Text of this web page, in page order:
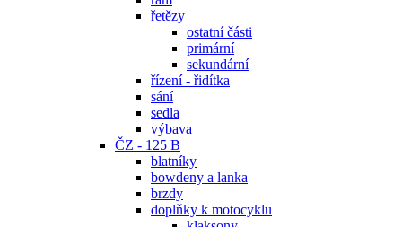
řetězy
ostatní části
primární
sekundární
řízení - řidítka
sání
sedla
výbava
ČZ - 125 B
blatníky
bowdeny a lanka
brzdy
doplňky k motocyklu